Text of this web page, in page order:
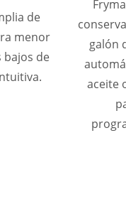
de
menor
bajos de
galón
aceite